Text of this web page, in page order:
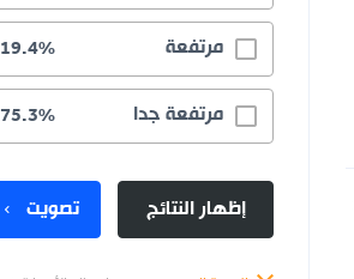
مرتفعة 19.4%
مرتفعة جدا 75.3%
إظهار النتائج تصويت